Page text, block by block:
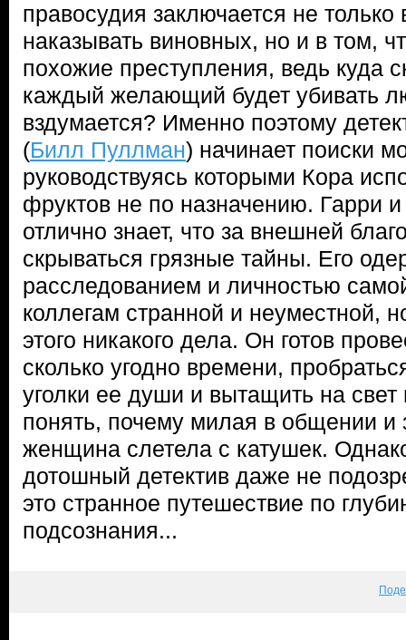
правосудия заключается не только
наказывать виновных, но и в том,
похожие преступления, ведь куда
каждый желающий будет убивать
вздумается? Именно поэтому
(Билл Пуллман) начинает поиски
руководствуясь которыми Кора
фруктов не по назначению. Гарри
отлично знает, что за внешней
скрываться грязные тайны. Его
расследованием и личностью
коллегам странной и неуместной,
этого никакого дела. Он готов
сколько угодно времени,
уголки ее души и вытащить на
понять, почему милая в общении и
женщина слетела с катушек.
дотошный детектив даже не
это странное путешествие по
подсознания...